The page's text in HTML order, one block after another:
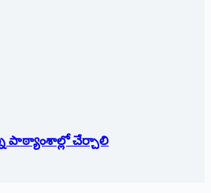
పాఠ్యాంశాల్లో చేర్చాలి